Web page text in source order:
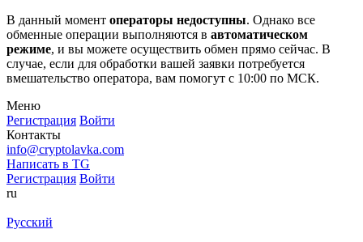
В данный момент операторы недоступны. Однако все
обменные операции выполняются в автоматическом
режиме, и вы можете осуществить обмен прямо сейчас. В
случае, если для обработки вашей заявки потребуется
вмешательство оператора, вам помогут с 10:00 по МСК.
Меню
Регистрация Войти
Контакты
info@cryptolavka.com
Написать в TG
Регистрация Войти
ru
Русский